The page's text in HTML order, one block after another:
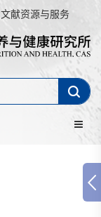
文献资源与服务